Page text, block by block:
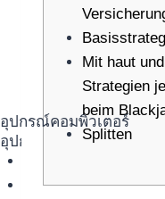
อุปกรณ์คอมพิวเตอร์
อุปกรณ์คอมพิวเตอร์
เม้าส์
Mit haut
Strategien
beim
Splitten